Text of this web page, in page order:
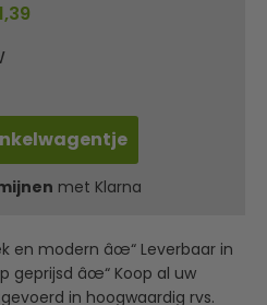
met Klarna
en modern âœ“ Leverbaar in
geprijsd âœ“ Koop al uw
in hoogwaardig rvs.